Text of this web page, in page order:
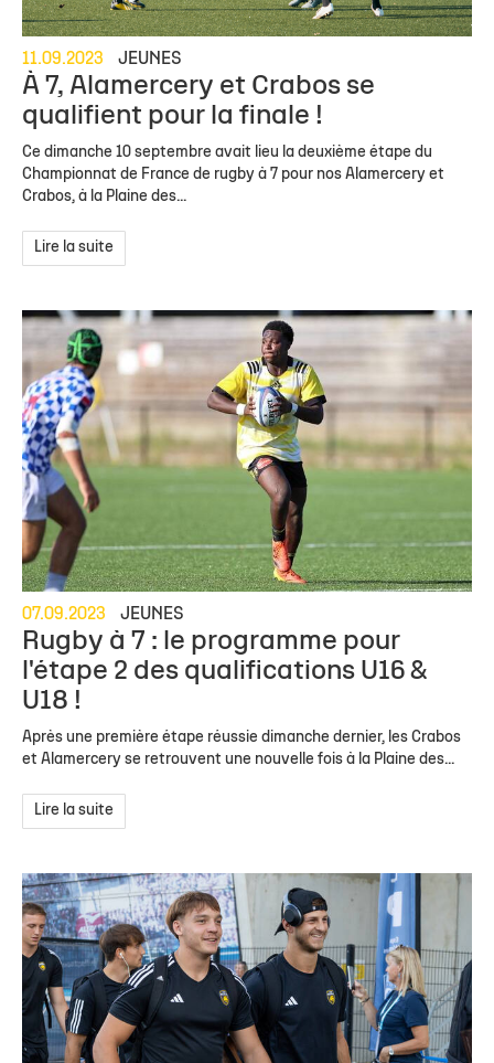
11.09.2023 JEUNES
À 7, Alamercery et Crabos se
qualifient pour la finale !
Ce dimanche 10 septembre avait lieu la deuxième étape du
Championnat de France de rugby à 7 pour nos Alamercery et
Crabos, à la Plaine des...
Lire la suite
07.09.2023 JEUNES
Rugby à 7 : le programme pour
l'étape 2 des qualifications U16 &
U18 !
Après une première étape réussie dimanche dernier, les Crabos
et Alamercery se retrouvent une nouvelle fois à la Plaine des...
Lire la suite